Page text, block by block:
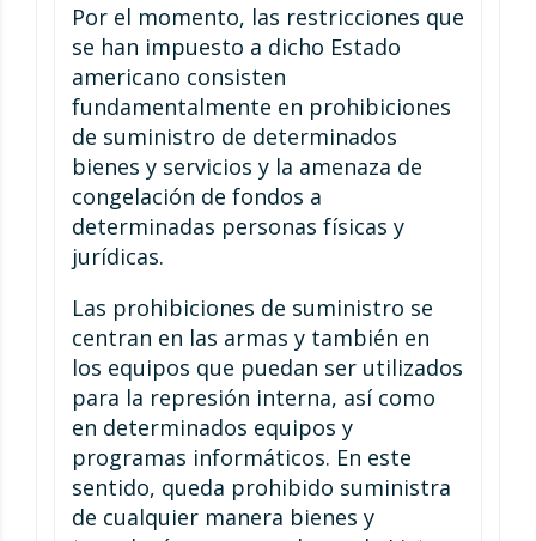
Por el momento, las restricciones que
se han impuesto a dicho Estado
americano consisten
fundamentalmente en prohibiciones
de suministro de determinados
bienes y servicios y la amenaza de
congelación de fondos a
determinadas personas físicas y
jurídicas.
Las prohibiciones de suministro se
centran en las armas y también en
los equipos que puedan ser utilizados
para la represión interna, así como
en determinados equipos y
programas informáticos. En este
sentido, queda prohibido suministra
de cualquier manera bienes y